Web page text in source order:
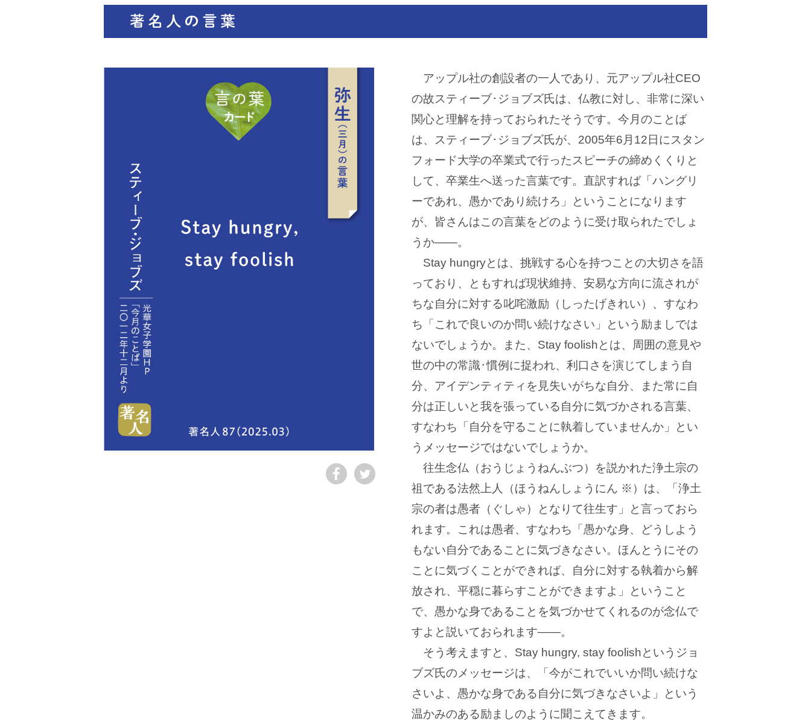
アップル社の創設者の一人であり、元アップル社CEO
の故スティーブ･ジョブズ氏は、仏教に対し、非常に深い
関心と理解を持っておられたそうです。今月のことば
は、スティーブ･ジョブズ氏が、2005年6月12日にスタン
フォード大学の卒業式で行ったスピーチの締めくくりと
して、卒業生へ送った言葉です。直訳すれば「ハングリ
ーであれ、愚かであり続けろ」ということになります
が、皆さんはこの言葉をどのように受け取られたでしょ
うか―。
Stay hungryとは、挑戦する心を持つことの大切さを語
っており、ともすれば現状維持、安易な方向に流されが
ちな自分に対する叱咤激励（しったげきれい）、すなわ
ち「これで良いのか問い続けなさい」という励ましでは
ないでしょうか。また、Stay foolishとは、周囲の意見や
世の中の常識･慣例に捉われ、利口さを演じてしまう自
分、アイデンティティを見失いがちな自分、また常に自
分は正しいと我を張っている自分に気づかされる言葉、
すなわち「自分を守ることに執着していませんか」とい
うメッセージではないでしょうか。
往生念仏（おうじょうねんぶつ）を説かれた浄土宗の
祖である法然上人（ほうねんしょうにん ※）は、「浄土
宗の者は愚者（ぐしゃ）となりて往生す」と言っておら
れます。これは愚者、すなわち「愚かな身、どうしよう
もない自分であることに気づきなさい。ほんとうにその
ことに気づくことができれば、自分に対する執着から解
放され、平穏に暮らすことができますよ」ということ
で、愚かな身であることを気づかせてくれるのが念仏で
すよと説いておられます―。
そう考えますと、Stay hungry, stay foolishというジョ
ブズ氏のメッセージは、「今がこれでいいか問い続けな
さいよ、愚かな身である自分に気づきなさいよ」という
温かみのある励ましのように聞こえてきます。